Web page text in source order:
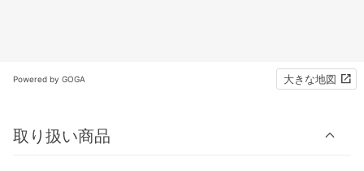
Powered by GOGA 大きな地図
取り扱い商品